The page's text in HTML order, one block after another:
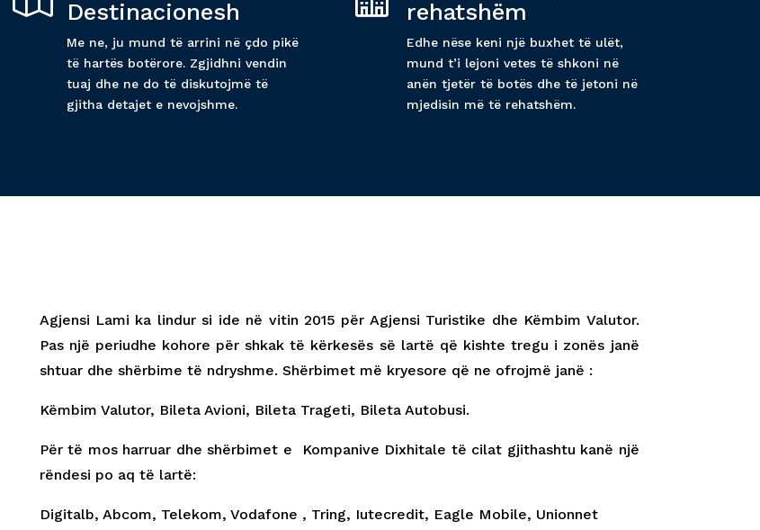
Destinacionesh
Me ne, ju mund të arrini në çdo pikë
të hartës botërore. Zgjidhni vendin
tuaj dhe ne do të diskutojmë të
gjitha detajet e nevojshme.
rehatshëm
Edhe nëse keni një buxhet të ulët,
mund t’i lejoni vetes të shkoni në
anën tjetër të botës dhe të jetoni në
mjedisin më të rehatshëm.
Agjensi Lami ka lindur si ide në vitin 2015 për Agjensi Turistike dhe Këmbim Valutor.
Pas një periudhe kohore për shkak të kërkesës së lartë që kishte tregu i zonës janë
shtuar dhe shërbime të ndryshme. Shërbimet më kryesore që ne ofrojmë janë :
Këmbim Valutor, Bileta Avioni, Bileta Trageti, Bileta Autobusi.
Për të mos harruar dhe shërbimet e Kompanive Dixhitale të cilat gjithashtu kanë një
rëndesi po aq të lartë:
Digitalb, Abcom, Telekom, Vodafone , Tring, Iutecredit, Eagle Mobile, Unionnet